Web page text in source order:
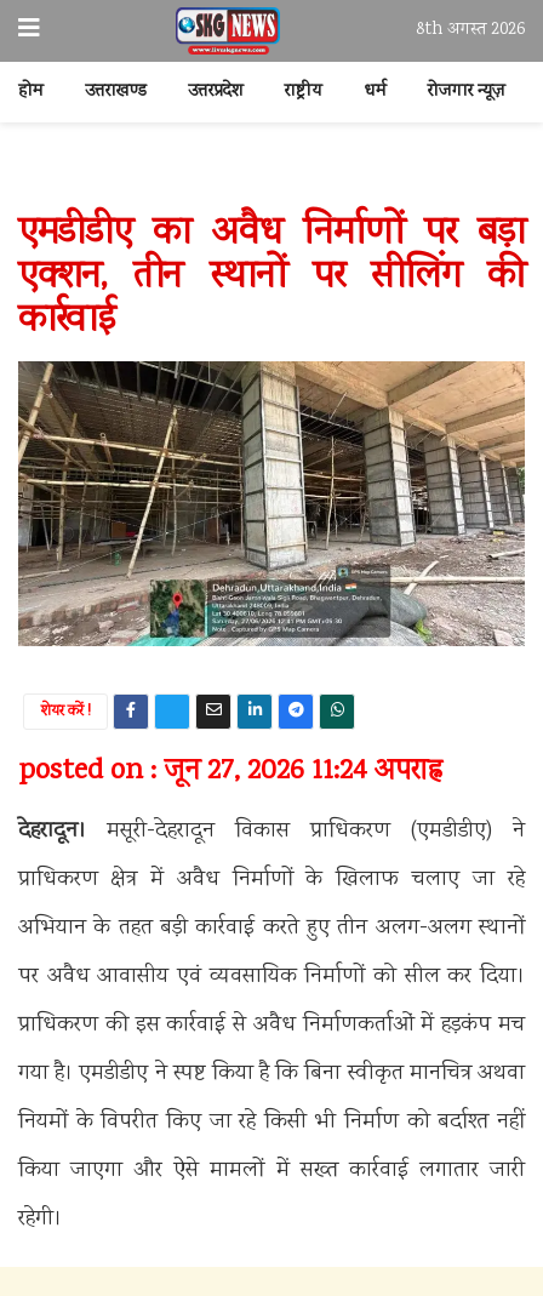
8th अगस्त 2026
होम उत्तराखण्ड उत्तरप्रदेश राष्ट्रीय धर्म रोजगार न्यूज़
एमडीडीए का अवैध निर्माणों पर बड़ा
एक्शन, तीन स्थानों पर सीलिंग की
कार्रवाई
शेयर करें !
posted on : जून 27, 2026 11:24 अपराह्न
देहरादून। मसूरी-देहरादून विकास प्राधिकरण (एमडीडीए) ने
प्राधिकरण क्षेत्र में अवैध निर्माणों के खिलाफ चलाए जा रहे
अभियान के तहत बड़ी कार्रवाई करते हुए तीन अलग-अलग स्थानों
पर अवैध आवासीय एवं व्यवसायिक निर्माणों को सील कर दिया।
प्राधिकरण की इस कार्रवाई से अवैध निर्माणकर्ताओं में हड़कंप मच
गया है। एमडीडीए ने स्पष्ट किया है कि बिना स्वीकृत मानचित्र अथवा
नियमों के विपरीत किए जा रहे किसी भी निर्माण को बर्दाश्त नहीं
किया जाएगा और ऐसे मामलों में सख्त कार्रवाई लगातार जारी
रहेगी।